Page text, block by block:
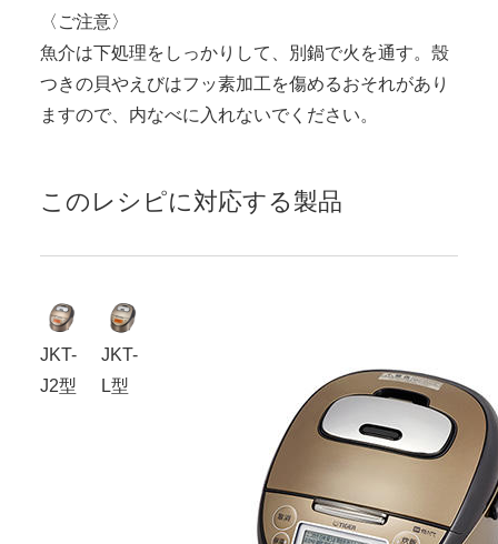
〈ご注意〉
魚介は下処理をしっかりして、別鍋で火を通す。殼
つきの貝やえびはフッ素加工を傷めるおそれがあり
ますので、内なべに入れないでください。
このレシピに対応する製品
JKT-
J2型
JKT-
L型